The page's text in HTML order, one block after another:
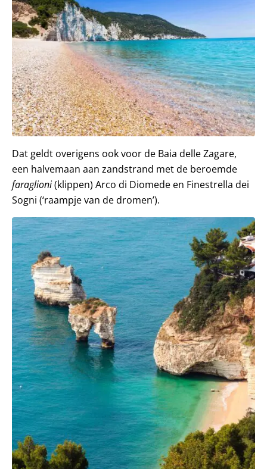
Dat geldt overigens ook voor de Baia delle Zagare,
een halvemaan aan zandstrand met de beroemde
faraglioni(klippen) Arco di Diomede en Finestrella dei
Sogni (‘raampje van de dromen’).